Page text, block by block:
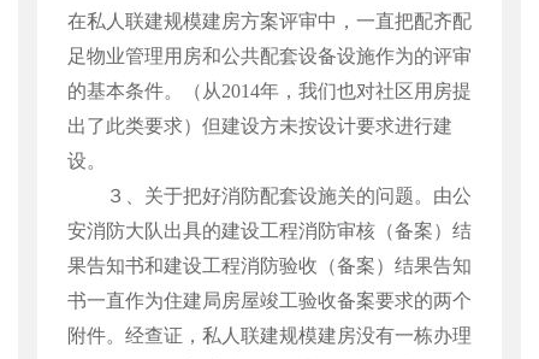
在私人联建规模建房方案评审中，一直把配齐配
足物业管理用房和公共配套设备设施作为的评审
的基本条件。（从2014年，我们也对社区用房提
出了此类要求）但建设方未按设计要求进行建
设。
３、关于把好消防配套设施关的问题。由公
安消防大队出具的建设工程消防审核（备案）结
果告知书和建设工程消防验收（备案）结果告知
书一直作为住建局房屋竣工验收备案要求的两个
附件。经查证，私人联建规模建房没有一栋办理